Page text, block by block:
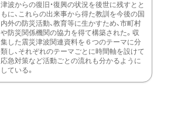
津波からの復旧・復興の状況を後世に残すとと
もに、これらの出来事から得た教訓を今後の国
内外の防災活動、教育等に生かすため、市町村
や防災関係機関の協力を得て構築された。収
集した震災津波関連資料を６つのテーマに分
類し、それぞれのテーマごとに時間軸を設けて
応急対策など活動ごとの流れも分かるように
している。